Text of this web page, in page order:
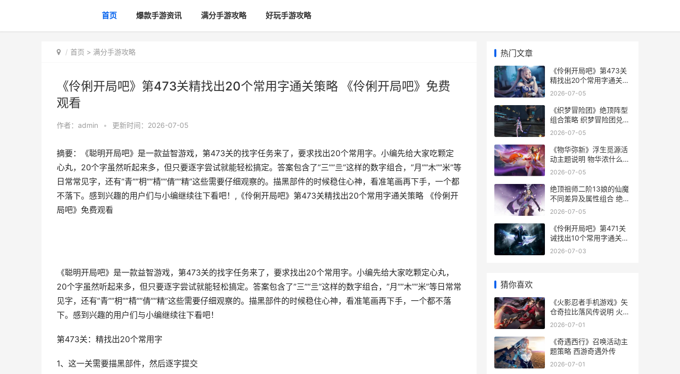
首页 爆款手游资讯 满分手游攻略 好玩手游攻略
首页 > 满分手游攻略
《伶俐开局吧》第473关精找出20个常用字通关策略 《伶俐开局吧》免费
观看
作者： admin • 更新时间：2026-07-05
摘要：《聪明开局吧》是一款益智游戏，第473关的找字任务来了，要求找出20个常用字。小编先给大家吃颗定
心丸，20个字虽然听起来多，但只要逐字尝试就能轻松搞定。答案包含了”三””亖”这样的数字组合，”月””木””米”等
日常常见字，还有”青””枂””棈””倩””精”这些需要仔细观察的。描黑部件的时候稳住心神，看准笔画再下手，一个都
不落下。感到兴趣的用户们与小编继续往下看吧！,《伶俐开局吧》第473关精找出20个常用字通关策略 《伶俐开
局吧》免费观看
《聪明开局吧》是一款益智游戏，第473关的找字任务来了，要求找出20个常用字。小编先给大家吃颗定心丸，
20个字虽然听起来多，但只要逐字尝试就能轻松搞定。答案包含了”三””亖”这样的数字组合，”月””木””米”等日常常
见字，还有”青””枂””棈””倩””精”这些需要仔细观察的。描黑部件的时候稳住心神，看准笔画再下手，一个都不落
下。感到兴趣的用户们与小编继续往下看吧！
第473关：精找出20个常用字
1、这一关需要描黑部件，然后逐字提交
热门文章
《伶俐开局吧》第473关
精找出20个常用字通关策
略 《伶俐开局吧》免费观
2026-07-05
《织梦冒险团》绝顶阵型
组合策略 织梦冒险团兑换
码2026
2026-07-05
《物华弥新》浮生觅源活
动主题说明 物华浓什么意
思
2026-07-05
绝顶祖师二阶13娘的仙魔
不同差异及属性组合 绝顶
高手和宗师
2026-07-05
《伶俐开局吧》第471关
诫找出10个常用字通关策
略 《伶俐开局吧》免费观
2026-07-03
猜你喜欢
《火影忍者手机游戏》矢
仓奇拉比落风传说明 火影
忍者手机版
2026-07-01
《奇遇西行》召唤活动主
题策略 西游奇遇外传
2026-07-01